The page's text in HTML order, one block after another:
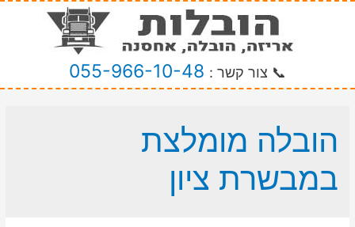
📞 צור קשר : 055-966-10-48
הובלה מומלצת
במבשרת ציון